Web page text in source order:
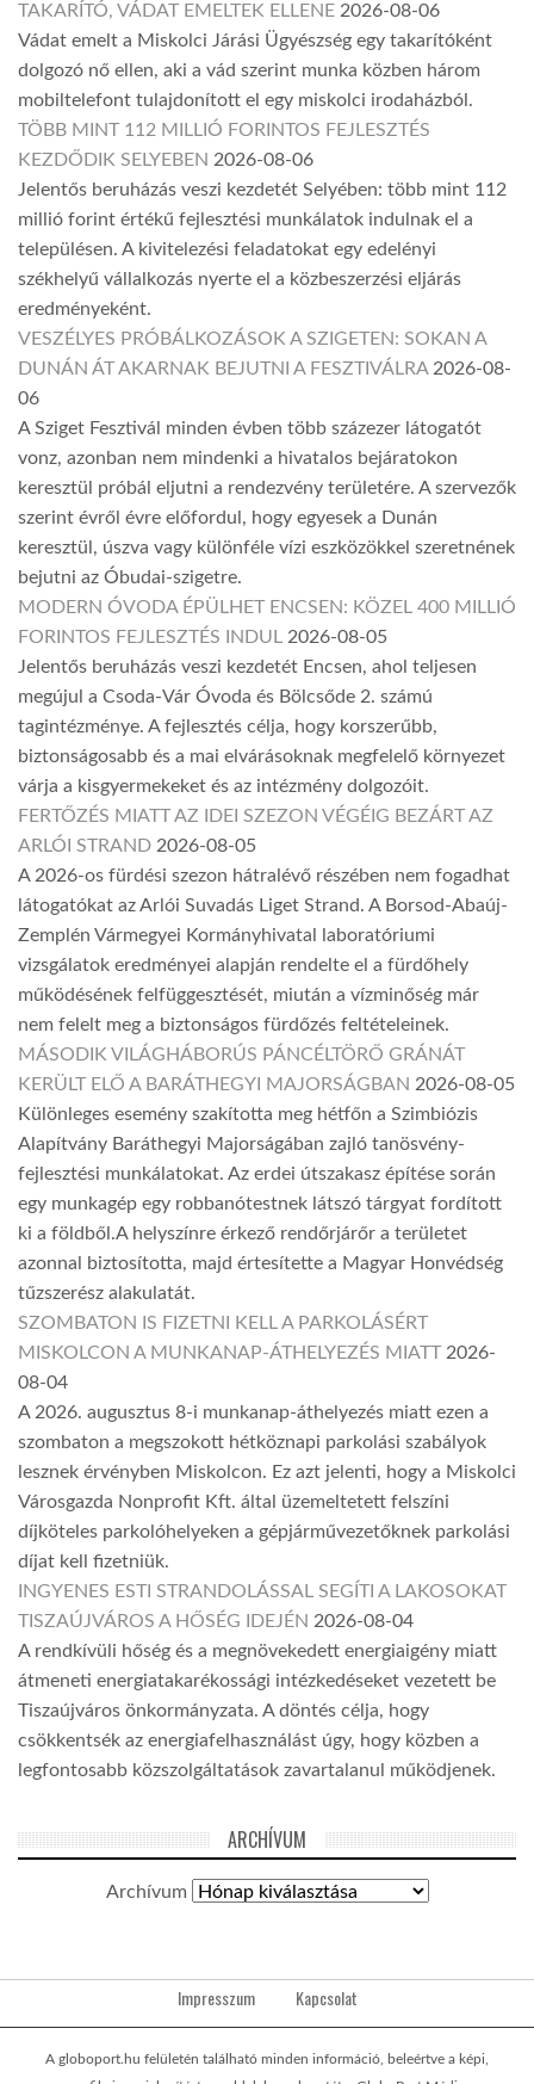
TAKARÍTÓ, VÁDAT EMELTEK ELLENE 2026-08-06
Vádat emelt a Miskolci Járási Ügyészség egy takarítóként
dolgozó nő ellen, aki a vád szerint munka közben három
mobiltelefont tulajdonított el egy miskolci irodaházból.
TÖBB MINT 112 MILLIÓ FORINTOS FEJLESZTÉS
KEZDŐDIK SELYEBEN 2026-08-06
Jelentős beruházás veszi kezdetét Selyében: több mint 112
millió forint értékű fejlesztési munkálatok indulnak el a
településen. A kivitelezési feladatokat egy edelényi
székhelyű vállalkozás nyerte el a közbeszerzési eljárás
eredményeként.
VESZÉLYES PRÓBÁLKOZÁSOK A SZIGETEN: SOKAN A
DUNÁN ÁT AKARNAK BEJUTNI A FESZTIVÁLRA 2026-08-
06
A Sziget Fesztivál minden évben több százezer látogatót
vonz, azonban nem mindenki a hivatalos bejáratokon
keresztül próbál eljutni a rendezvény területére. A szervezők
szerint évről évre előfordul, hogy egyesek a Dunán
keresztül, úszva vagy különféle vízi eszközökkel szeretnének
bejutni az Óbudai-szigetre.
MODERN ÓVODA ÉPÜLHET ENCSEN: KÖZEL 400 MILLIÓ
FORINTOS FEJLESZTÉS INDUL 2026-08-05
Jelentős beruházás veszi kezdetét Encsen, ahol teljesen
megújul a Csoda-Vár Óvoda és Bölcsőde 2. számú
tagintézménye. A fejlesztés célja, hogy korszerűbb,
biztonságosabb és a mai elvárásoknak megfelelő környezet
várja a kisgyermekeket és az intézmény dolgozóit.
FERTŐZÉS MIATT AZ IDEI SZEZON VÉGÉIG BEZÁRT AZ
ARLÓI STRAND 2026-08-05
A 2026-os fürdési szezon hátralévő részében nem fogadhat
látogatókat az Arlói Suvadás Liget Strand. A Borsod-Abaúj-
Zemplén Vármegyei Kormányhivatal laboratóriumi
vizsgálatok eredményei alapján rendelte el a fürdőhely
működésének felfüggesztését, miután a vízminőség már
nem felelt meg a biztonságos fürdőzés feltételeinek.
MÁSODIK VILÁGHÁBORÚS PÁNCÉLTÖRŐ GRÁNÁT
KERÜLT ELŐ A BARÁTHEGYI MAJORSÁGBAN 2026-08-05
Különleges esemény szakította meg hétfőn a Szimbiózis
Alapítvány Baráthegyi Majorságában zajló tanösvény-
fejlesztési munkálatokat. Az erdei útszakasz építése során
egy munkagép egy robbanótestnek látszó tárgyat fordított
ki a földből.A helyszínre érkező rendőrjárőr a területet
azonnal biztosította, majd értesítette a Magyar Honvédség
tűzszerész alakulatát.
SZOMBATON IS FIZETNI KELL A PARKOLÁSÉRT
MISKOLCON A MUNKANAP-ÁTHELYEZÉS MIATT 2026-
08-04
A 2026. augusztus 8-i munkanap-áthelyezés miatt ezen a
szombaton a megszokott hétköznapi parkolási szabályok
lesznek érvényben Miskolcon. Ez azt jelenti, hogy a Miskolci
Városgazda Nonprofit Kft. által üzemeltetett felszíni
díjköteles parkolóhelyeken a gépjárművezetőknek parkolási
díjat kell fizetniük.
INGYENES ESTI STRANDOLÁSSAL SEGÍTI A LAKOSOKAT
TISZAÚJVÁROS A HŐSÉG IDEJÉN 2026-08-04
A rendkívüli hőség és a megnövekedett energiaigény miatt
átmeneti energiatakarékossági intézkedéseket vezetett be
Tiszaújváros önkormányzata. A döntés célja, hogy
csökkentsék az energiafelhasználást úgy, hogy közben a
legfontosabb közszolgáltatások zavartalanul működjenek.
ARCHÍVUM
Archívum
Impresszum Kapcsolat
A globoport.hu felületén található minden információ, beleértve a képi,